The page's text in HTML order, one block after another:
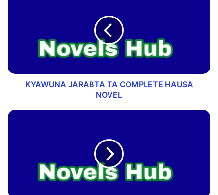
KYAWUNA JARABTA TA COMPLETE HAUSA
NOVEL